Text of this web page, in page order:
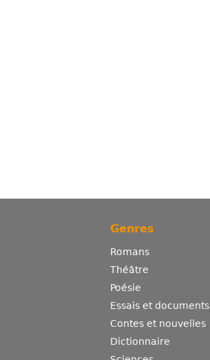
Genres
Romans
Théâtre
Poésie
Essais et documents
Contes et nouvelles
Dictionnaire